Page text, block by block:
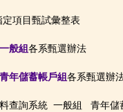
定項目甄試彙整表
一般組 各系甄選辦法
青年儲蓄帳戶組 各系甄選辦
查詢系統 一般組 青年儲